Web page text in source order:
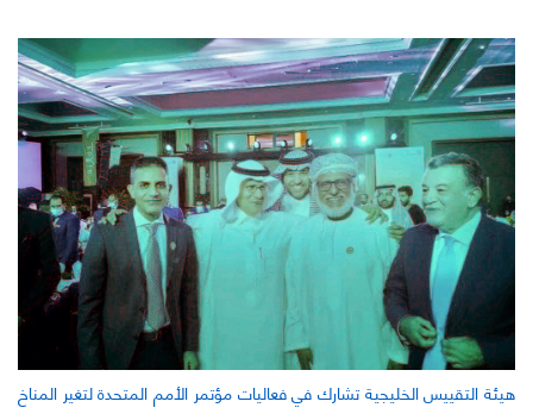
هيئة التقييس الخليجية تشارك في فعاليات مؤتمر الأمم المتحدة لتغير المناخ